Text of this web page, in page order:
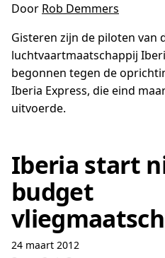
Door Rob Demmers
Gisteren zijn de piloten van
luchtvaartmaatschappij
begonnen tegen de
Iberia Express, die eind
uitvoerde.
Iberia start
budget
24 maart 2012